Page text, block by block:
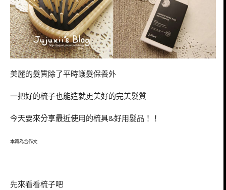
美麗的髮質除了平時護髮保養外
一把好的梳子也能造就更美好的完美髮質
今天要來分享最近使用的梳具&好用髮品！！
本篇為合作文
先來看看梳子吧